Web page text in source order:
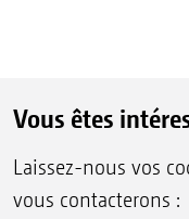
Vous êtes
Laissez-nous vos
vous contacterons :